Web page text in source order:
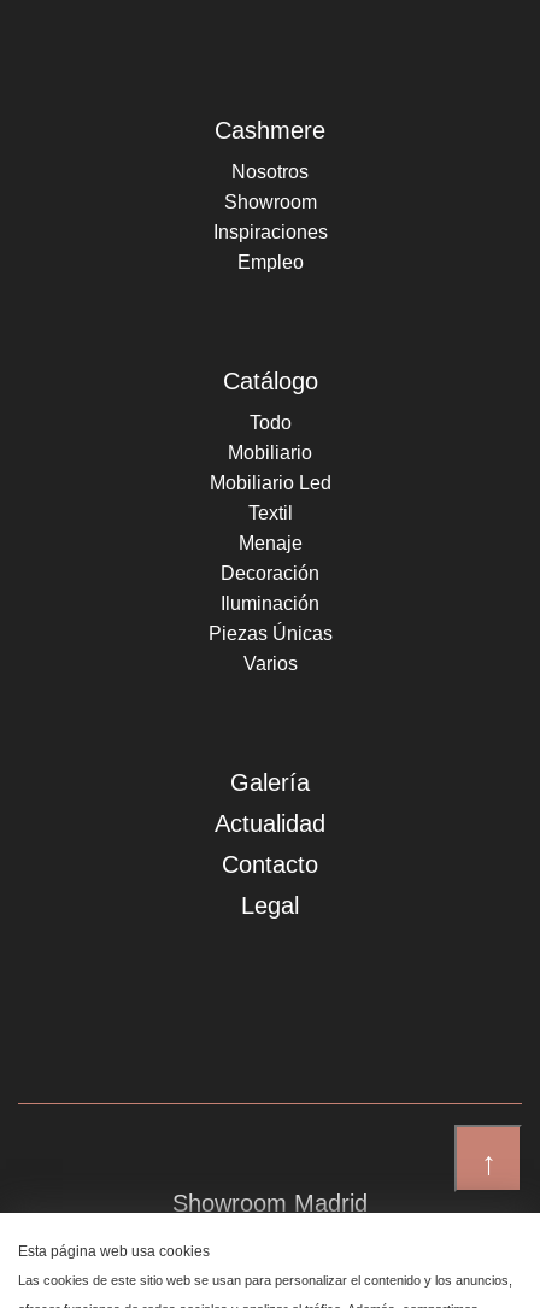
↑
Cashmere
Nosotros
Showroom
Inspiraciones
Empleo
Catálogo
Todo
Mobiliario
Mobiliario Led
Textil
Menaje
Decoración
Iluminación
Piezas Únicas
Varios
Galería
Actualidad
Contacto
Legal
Showroom Madrid
Plaza de Canalejas 6, 4 izq
Centro, 28014 Madrid
Esta página web usa cookies
Las cookies de este sitio web se usan para personalizar el contenido y los anuncios,